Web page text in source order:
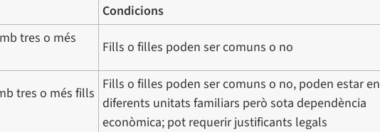
Condicions
tres o més
Fills o filles poden ser comuns o no
tres o més fills
Fills o filles poden ser comuns o no, poden estar en
diferents unitats familiars però sota dependència
econòmica; pot requerir justificants legals